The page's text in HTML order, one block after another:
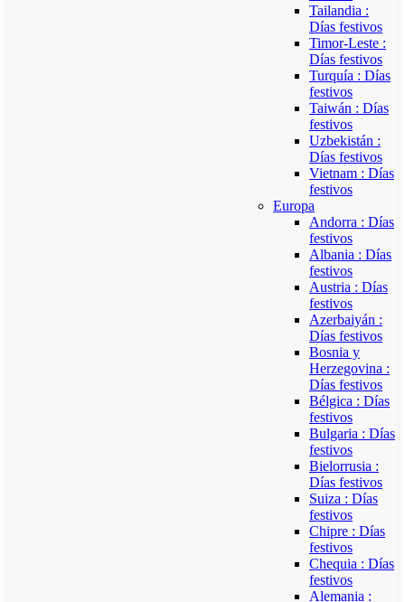
Tailandia :
Días festivos
Timor-Leste :
Días festivos
Turquía : Días
festivos
Taiwán : Días
festivos
Uzbekistán :
Días festivos
Vietnam : Días
festivos
Europa
Andorra : Días
festivos
Albania : Días
festivos
Austria : Días
festivos
Azerbaiyán :
Días festivos
Bosnia y
Herzegovina :
Días festivos
Bélgica : Días
festivos
Bulgaria : Días
festivos
Bielorrusia :
Días festivos
Suiza : Días
festivos
Chipre : Días
festivos
Chequia : Días
festivos
Alemania :